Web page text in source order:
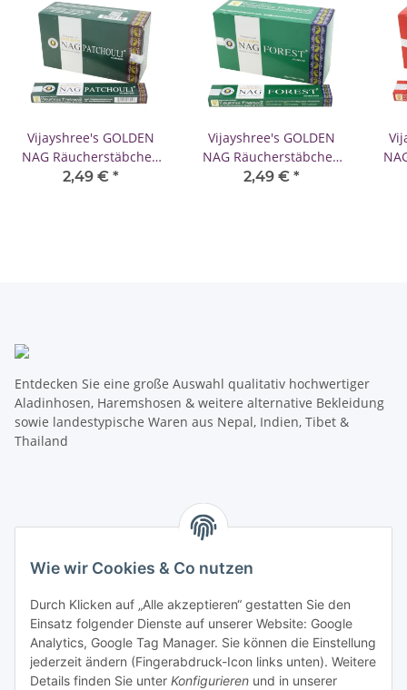
Vijayshree's GOLDEN
NAG Räucherstäbchen
Patchouli (Patschuli) 15g
2,49 € *
Vijayshree's GOLDEN
NAG Räucherstäbchen
Forest (Wald) 15g
2,49 € *
Entdecken Sie eine große Auswahl qualitativ hochwertiger
Aladinhosen, Haremshosen & weitere alternative Bekleidung
sowie landestypische Waren aus Nepal, Indien, Tibet &
Thailand
Mehr über
Wie wir Cookies & Co nutzen
Durch Klicken auf „Alle akzeptieren“ gestatten Sie den
Einsatz folgender Dienste auf unserer Website: Google
Analytics, Google Tag Manager. Sie können die Einstellung
jederzeit ändern (Fingerabdruck-Icon links unten). Weitere
Details finden Sie unter Konfigurieren und in unserer